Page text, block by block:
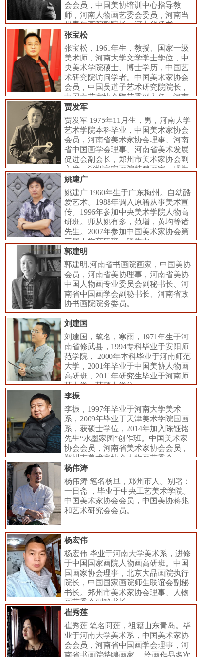
会会员，中国美协培训中心指导教
师，河南人物画艺委会委员，河南当
代青年画院副院长，河南华侨书
张宝松
张宝松，1961年生，教授、国家一级
美术师，河南大学文学学士学位，中
央美术学院硕士、博士学历，中国艺
术研究院访问学者。中国美术家协会
会员，中国吴道子艺术研究院院长，
中国文艺家协会陶艺委副主任。河南
省
贾发军
贾发军 1975年11月生，男，河南大学
艺术学院本科毕业，中国美术家协会
会员，河南省美术家协会理事、河南
省中国画学会理事、河南省美术发展
促进会副会长，郑州市美术家协会副
主席、深圳宝安画院特聘画家、现为
姚建广
姚建广 1960年生于广东梅州。自幼酷
爱艺术。1988年调入原籍从事美术宣
传。1996年参加中央美术学院人物高
研班。师从姚有多，范增，黄均等诸
先生。2007年参加中国美术家协会第
三届人物高研班。现为中
郭建明
郭建明,河南省书画院画家，中国美协
会员，河南省美协理事，河南省美协
中国人物画专业委员会副秘书长、河
南省中国画学会副秘书长、河南省政
协书画院院务委员。
刘建国
刘建国，笔名，寒雨，1971年生于河
南省修武县，1994专科毕业于安阳师
范学院， 2000年本科毕业于河南师范
大学，2001年毕业于中国美协人物画
高研班，2011年研究生毕业于河南师
范大学，获硕士学位
李振
李振，1997年毕业于河南大学美术
系，2009年毕业于天津美术学院国画
系，获硕士学位，2014年加入陈钰铭
先生“水墨家园”创作班。中国美术家
协会会员，河南省美术家协会会员，
郑州市美术家协会人物画艺委会
杨伟涛
杨伟涛 笔名杨旦，郑州市人。别署：
一日斋 ，毕业于中央工艺美术学院。
中国美术家协会会员，中国美协蒋兆
和艺术研究会会员。
杨宏伟
杨宏伟 毕业于河南大学美术系，进修
于中国国家画院人物画高研班。中国
国画家协会理事，北京大品画院执行
院长，中国国家画院师生联谊会副秘
书长。郑州市美术家协会理事、人物
画艺委会副秘书长。​
崔秀莲
崔秀莲 笔名阿莲，祖籍山东青岛。毕
业于河南大学美术系，中国美术家协
会会员，河南省中国画学会理事，河
南省书画院特聘画家。 绘画作品多次